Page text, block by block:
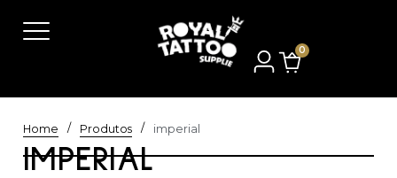
0
Home / Produtos / imperial
IMPERIAL